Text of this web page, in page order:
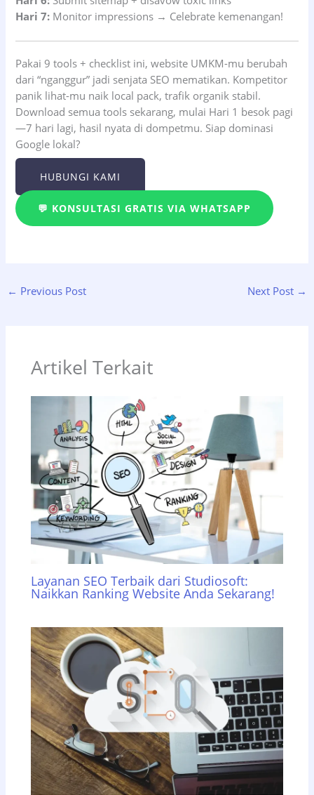
Hari 7: Monitor impressions → Celebrate kemenangan!
Pakai 9 tools + checklist ini, website UMKM-mu berubah
dari “nganggur” jadi senjata SEO mematikan. Kompetitor
panik lihat-mu naik local pack, trafik organik stabil.
Download semua tools sekarang, mulai Hari 1 besok pagi
—7 hari lagi, hasil nyata di dompetmu. Siap dominasi
Google lokal?
HUBUNGI KAMI
💬 KONSULTASI GRATIS VIA WHATSAPP
← Previous Post Next Post →
Artikel Terkait
Layanan SEO Terbaik dari Studiosoft:
Naikkan Ranking Website Anda Sekarang!